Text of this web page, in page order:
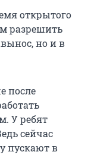
открытого
разрешить
но и в
после
У ребят
сейчас
пускают в